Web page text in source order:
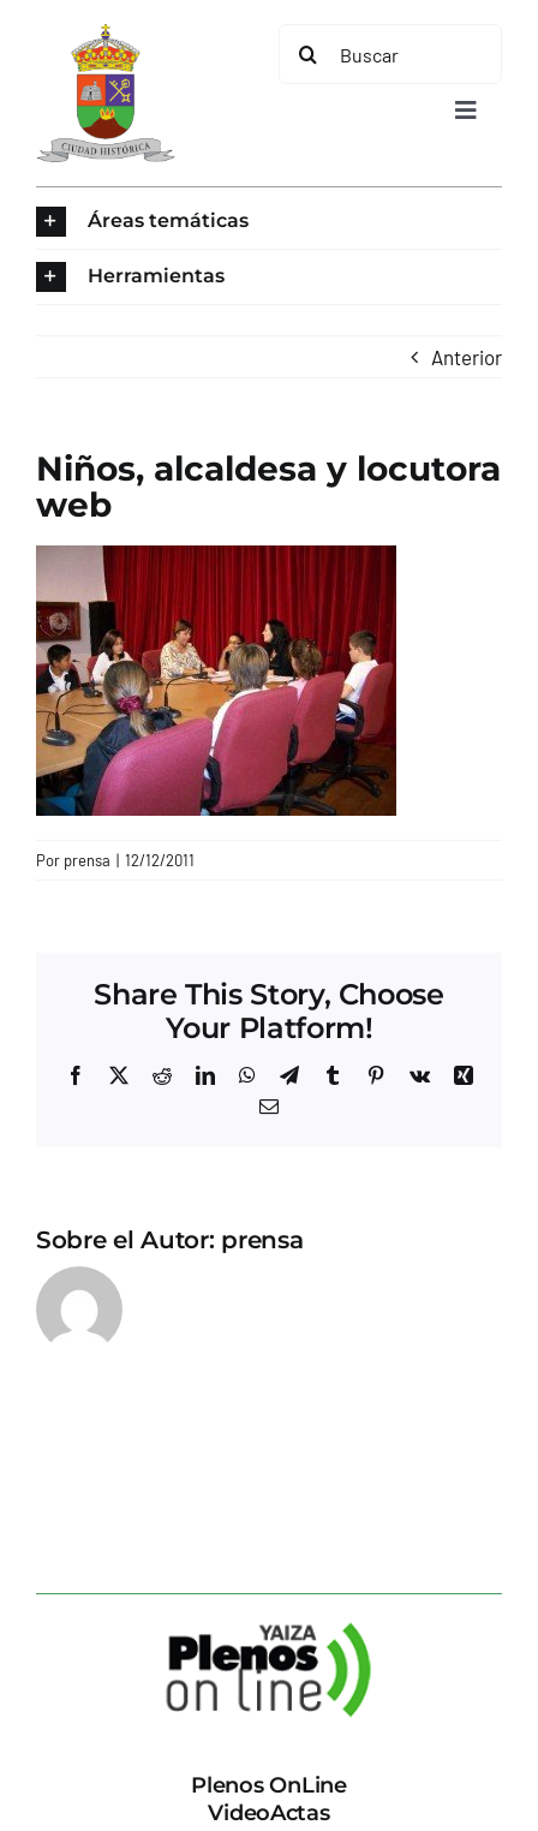
contenido
Buscar:
Toggle
TURISMO
CONTACTO
Áreas temáticas
Herramientas
Anterior
Niños, alcaldesa y locutora
web
Por prensa | 12/12/2011
Share This Story, Choose
Your Platform!
Facebook
X RedditLinkedInWhatsApp
TelegramTumblrPinterest
Vk
Xing
Correo
Sobre el Autor: prensa
Plenos OnLine
VideoActas